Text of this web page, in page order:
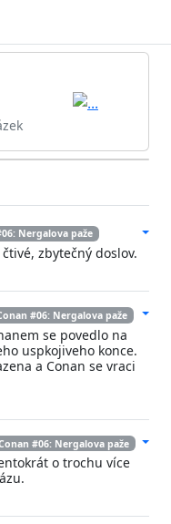
Nergalova paže
zbytečný doslov.
#06: Nergalova paže
se povedlo na
uspkojiveho konce.
a Conan se vraci
#06: Nergalova paže
o trochu více